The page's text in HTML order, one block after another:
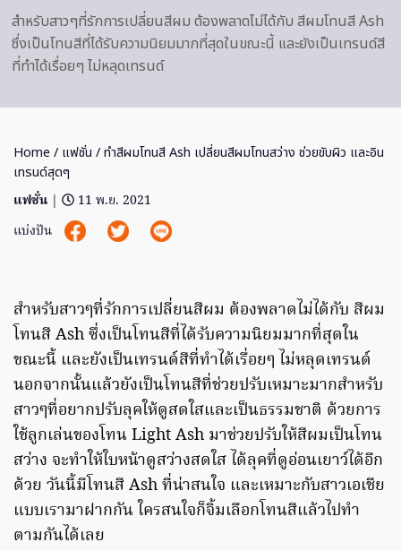
สำหรับสาวๆที่รักการเปลี่ยนสีผม ต้องพลาดไม่ได้กับ สีผมโทนสี Ash
ซึ่งเป็นโทนสีที่ได้รับความนิยมมากที่สุดในขณะนี้ และยังเป็นเทรนด์สี
ที่ทำได้เรื่อยๆ ไม่หลุดเทรนด์
Home / แฟชั่น / ทำสีผมโทนสี Ash เปลี่ยนสีผมโทนสว่าง ช่วยขับผิว และอิน
เทรนด์สุดๆ
แฟชั่น |
11 พ.ย. 2021
แบ่งปัน
สำหรับสาวๆที่รักการเปลี่ยนสีผม ต้องพลาดไม่ได้กับ สีผม
โทนสี Ash ซึ่งเป็นโทนสีที่ได้รับความนิยมมากที่สุดใน
ขณะนี้ และยังเป็นเทรนด์สีที่ทำได้เรื่อยๆ ไม่หลุดเทรนด์
นอกจากนั้นแล้วยังเป็นโทนสีที่ช่วยปรับเหมาะมากสำหรับ
สาวๆที่อยากปรับลุคให้ดูสดใสและเป็นธรรมชาติ ด้วยการ
ใช้ลูกเล่นของโทน Light Ash มาช่วยปรับให้สีผมเป็นโทน
สว่าง จะทำให้ใบหน้าดูสว่างสดใส ได้ลุคที่ดูอ่อนเยาว์ได้อีก
ด้วย วันนี้มีโทนสี Ash ที่น่าสนใจ และเหมาะกับสาวเอเชีย
แบบเรามาฝากกัน ใครสนใจก็จิ้มเลือกโทนสีแล้วไปทำ
ตามกันได้เลย